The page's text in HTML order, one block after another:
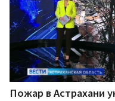
Пожар в Астрахани